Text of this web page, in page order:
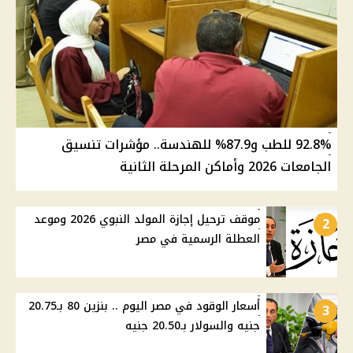
92.8% للطب و87.9% للهندسة.. مؤشرات تنسيق
الجامعات 2026 وأماكن المرحلة الثانية
2
موقف ترحيل إجازة المولد النبوي 2026 وموعد
العطلة الرسمية في مصر
3
أسعار الوقود في مصر اليوم .. بنزين 80 بـ20.75
جنيه والسولار بـ20.50 جنيه